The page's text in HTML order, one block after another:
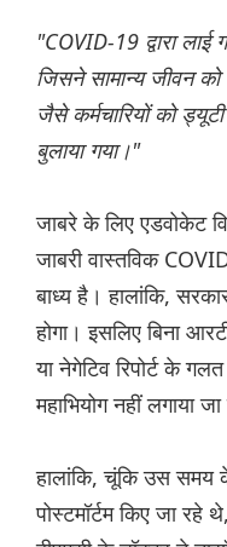
"COVID-19 द्वारा लाई
जिसने सामान्य जीवन
जैसे कर्मचारियों को
बुलाया गया।"
जाबरे के लिए एडवोकेट
जाबरी वास्तविक
बाध्य है। हालांकि,
होगा। इसलिए बिना
या नेगेटिव रिपोर्ट के
महाभियोग नहीं लगाया
हालांकि, चूंकि उस समय
पोस्टमॉर्टम किए जा रहे